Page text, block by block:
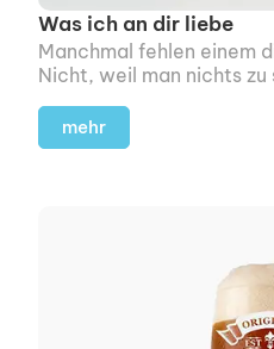
Was ich an dir liebe
Manchmal fehlen einem
Nicht, weil man nichts
soll.mehr